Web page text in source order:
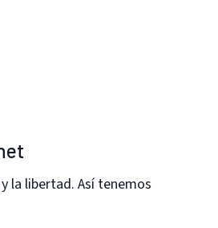
la libertad. Así tenemos